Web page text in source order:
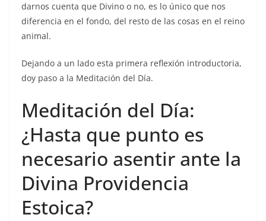
darnos cuenta que Divino o no, es lo único que nos
diferencia en el fondo, del resto de las cosas en el reino
animal.
Dejando a un lado esta primera reflexión introductoria,
doy paso a la Meditación del Día.
Meditación del Día:
¿Hasta que punto es
necesario asentir ante la
Divina Providencia
Estoica?